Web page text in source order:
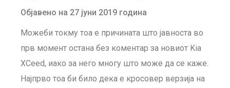
Објавено на 27 јуни 2019 година
Можеби токму тоа е причината што јавноста во
прв момент остана без коментар за новиот Kia
XCeed, иако за него многу што може да се каже.
Најпрво тоа би било дека е кросовер верзија на